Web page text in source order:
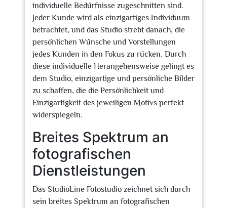
individuelle Bedürfnisse zugeschnitten sind.
Jeder Kunde wird als einzigartiges Individuum
betrachtet, und das Studio strebt danach, die
persönlichen Wünsche und Vorstellungen
jedes Kunden in den Fokus zu rücken. Durch
diese individuelle Herangehensweise gelingt es
dem Studio, einzigartige und persönliche Bilder
zu schaffen, die die Persönlichkeit und
Einzigartigkeit des jeweiligen Motivs perfekt
widerspiegeln.
Breites Spektrum an
fotografischen
Dienstleistungen
Das StudioLine Fotostudio zeichnet sich durch
sein breites Spektrum an fotografischen